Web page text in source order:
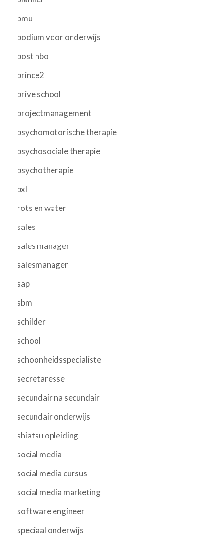
pmu
podium voor onderwijs
post hbo
prince2
prive school
projectmanagement
psychomotorische therapie
psychosociale therapie
psychotherapie
pxl
rots en water
sales
sales manager
salesmanager
sap
sbm
schilder
school
schoonheidsspecialiste
secretaresse
secundair na secundair
secundair onderwijs
shiatsu opleiding
social media
social media cursus
social media marketing
software engineer
speciaal onderwijs